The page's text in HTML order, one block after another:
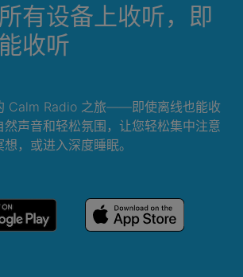
有设备上收听，即
收听
Calm Radio 之旅——即使离线也能收
然声音和轻松氛围，让您轻松集中注意
，或进入深度睡眠。